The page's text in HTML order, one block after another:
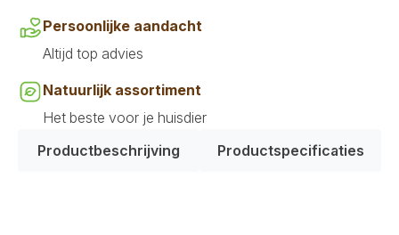
Persoonlijke aandacht
Altijd top advies
Natuurlijk assortiment
Het beste voor je huisdier
Productbeschrijving
Productspecificaties